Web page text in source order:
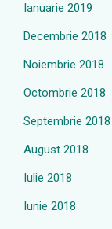
Ianuarie 2019
Decembrie 2018
Noiembrie 2018
Octombrie 2018
Septembrie 2018
August 2018
Iulie 2018
Iunie 2018